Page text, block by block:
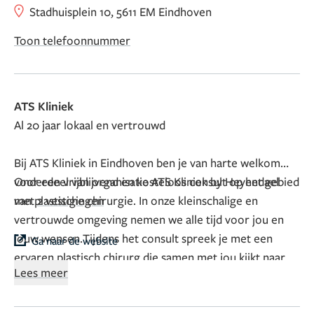
Stadhuisplein 10, 5611 EM Eindhoven
Toon telefoonnummer
ATS Kliniek
Al 20 jaar lokaal en vertrouwd
Bij ATS Kliniek in Eindhoven ben je van harte welkom
voor een vrijblijvend en kosteloos consult op het gebied
van plastische chirurgie. In onze kleinschalige en
vertrouwde omgeving nemen we alle tijd voor jou en
jouw wensen.Tijdens het consult spreek je met een
ervaren plastisch chirurg die samen met jou kijkt naar
wat écht bij je past. Je kunt rekenen op eerlijk en
Onderdeel van organisatie ATS Kliniek by Heyendael
met2 vestigingen
Ga naar de website
Lees meer